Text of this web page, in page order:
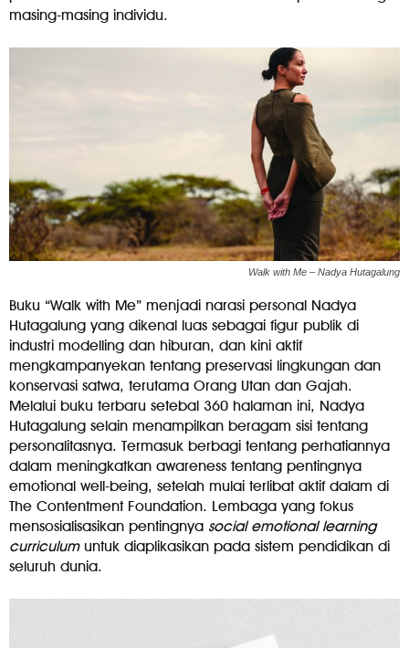
masing-masing individu.
Walk with Me – Nadya Hutagalung
Buku “Walk with Me” menjadi narasi personal Nadya
Hutagalung yang dikenal luas sebagai figur publik di
industri modelling dan hiburan, dan kini aktif
mengkampanyekan tentang preservasi lingkungan dan
konservasi satwa, terutama Orang Utan dan Gajah.
Melalui buku terbaru setebal 360 halaman ini, Nadya
Hutagalung selain menampilkan beragam sisi tentang
personalitasnya. Termasuk berbagi tentang perhatiannya
dalam meningkatkan awareness tentang pentingnya
emotional well-being, setelah mulai terlibat aktif dalam di
The Contentment Foundation. Lembaga yang fokus
mensosialisasikan pentingnya social emotional learning
curriculum untuk diaplikasikan pada sistem pendidikan di
seluruh dunia.